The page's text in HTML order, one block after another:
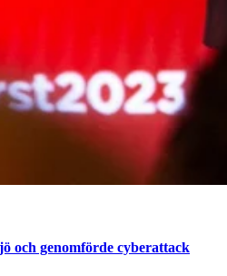
och genomförde cyberattack